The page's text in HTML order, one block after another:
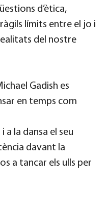
d’ètica,
límits entre el jo i
del nostre
Gadish es
en temps com
a la dansa el seu
davant la
a tancar els ulls per